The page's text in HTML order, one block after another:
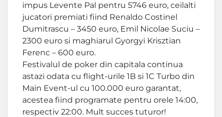
impus Levente Pal pentru 5746 euro, ceilalti
jucatori premiati fiind Renaldo Costinel
Dumitrascu – 3450 euro, Emil Nicolae Suciu –
2300 euro si maghiarul Gyorgyi Krisztian
Ferenc – 600 euro.
Festivalul de poker din capitala continua
astazi odata cu flight-urile 1B si 1C Turbo din
Main Event-ul cu 100.000 euro garantat,
acestea fiind programate pentru orele 14:00,
respectiv 22:00. Mult succes tuturor!